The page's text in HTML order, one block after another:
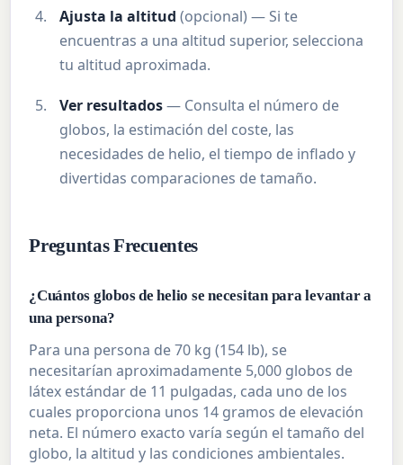
Ajusta la altitud (opcional) — Si te
encuentras a una altitud superior, selecciona
tu altitud aproximada.
Ver resultados— Consulta el número de
globos, la estimación del coste, las
necesidades de helio, el tiempo de inflado y
divertidas comparaciones de tamaño.
Preguntas Frecuentes
¿Cuántos globos de helio se necesitan para levantar a
una persona?
Para una persona de 70 kg (154 lb), se
necesitarían aproximadamente 5,000 globos de
látex estándar de 11 pulgadas, cada uno de los
cuales proporciona unos 14 gramos de elevación
neta. El número exacto varía según el tamaño del
globo, la altitud y las condiciones ambientales.